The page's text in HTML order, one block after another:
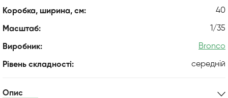
Коробка, ширина, см: 40
Масштаб: 1/35
Виробник: Bronco
Рівень складності: середній
Опис